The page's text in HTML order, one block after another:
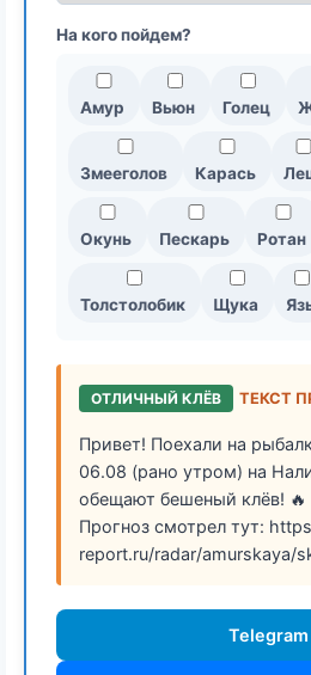
На кого пойдем?
Амур Вьюн Голец
Змееголов Карась
Окунь Пескарь Ротан
Толстолобик Щука
ОТЛИЧНЫЙ КЛЁВ ТЕКСТ
Привет! Поехали на
06.08 (рано утром) на
обещают бешеный клёв! 🔥
Прогноз смотрел тут:
report.ru/radar/amurskaya/
Telegram